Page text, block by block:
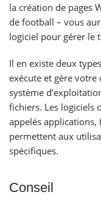
la création de pages
de football – vous
logiciel pour gérer le
Il en existe deux
exécute et gère
système
fichiers. Les logiciels
appelés applications,
permettent aux
spécifiques.
Conseil